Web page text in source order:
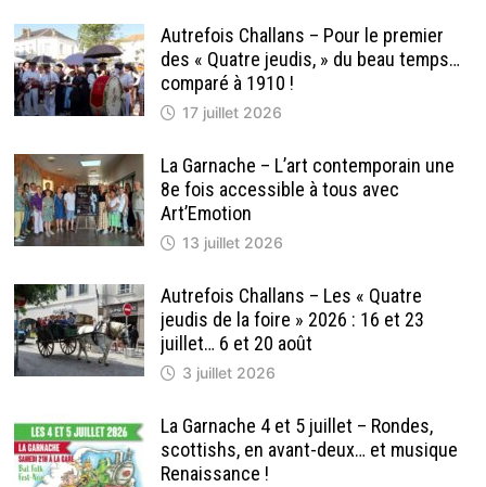
Autrefois Challans – Pour le premier
des « Quatre jeudis, » du beau temps…
comparé à 1910 !
17 juillet 2026
La Garnache – L’art contemporain une
8e fois accessible à tous avec
Art’Emotion
13 juillet 2026
Autrefois Challans – Les « Quatre
jeudis de la foire » 2026 : 16 et 23
juillet… 6 et 20 août
3 juillet 2026
La Garnache 4 et 5 juillet – Rondes,
scottishs, en avant-deux… et musique
Renaissance !